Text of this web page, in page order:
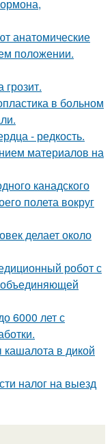
анатомические
положении.
грозит.
в больном
- редкость.
материалов на
канадского
полета вокруг
делает около
робот с
6000 лет с
в дикой
налог на выезд